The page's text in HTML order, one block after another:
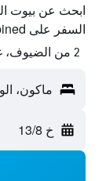
ابحث عن بيوت
السفر على HotelsCombined وقارن بينها ووفّر.
2 من الضيوف، غرفة واحدة
ماكون،
خ 13/8